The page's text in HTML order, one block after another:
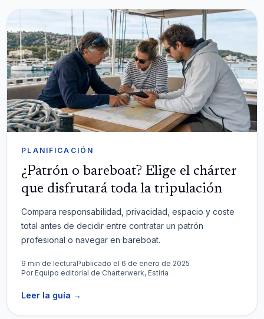
PLANIFICACIÓN
¿Patrón o bareboat? Elige el chárter
que disfrutará toda la tripulación
Compara responsabilidad, privacidad, espacio y coste
total antes de decidir entre contratar un patrón
profesional o navegar en bareboat.
9 min de lecturaPublicado el 6 de enero de 2025
Por Equipo editorial de Charterwerk, Estiria
Leer la guía →